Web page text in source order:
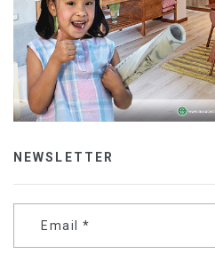
NEWSLETTER
Email *